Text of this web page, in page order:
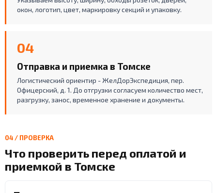
окон, логотип, цвет, маркировку секций и упаковку.
04
Отправка и приемка в Томске
Логистический ориентир - ЖелДорЭкспедиция, пер.
Офицерский, д. 1. До отгрузки согласуем количество мест,
разгрузку, занос, временное хранение и документы.
04 / ПРОВЕРКА
Что проверить перед оплатой и
приемкой в Томске